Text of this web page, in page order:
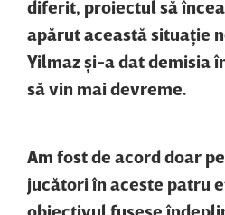
diferit, proiectul să
apărut această situaţie
Yilmaz şi-a dat demisia
să vin mai devreme.
Am fost de acord doar
jucători în aceste patru
obiectivul fusese